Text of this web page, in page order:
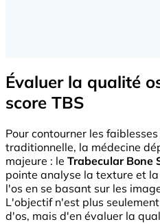
Évaluer la qualité
score TBS
Pour contourner les
traditionnelle, la médecine
majeure : le Trabecular Bone
pointe analyse la texture et
l'os en se basant sur les
L'objectif n'est plus
d'os, mais d'en évaluer la